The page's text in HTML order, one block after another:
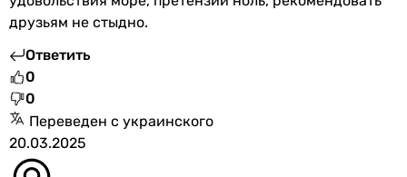
друзьям не стыдно.
Ответить
0
0
Переведен с украинского
20.03.2025